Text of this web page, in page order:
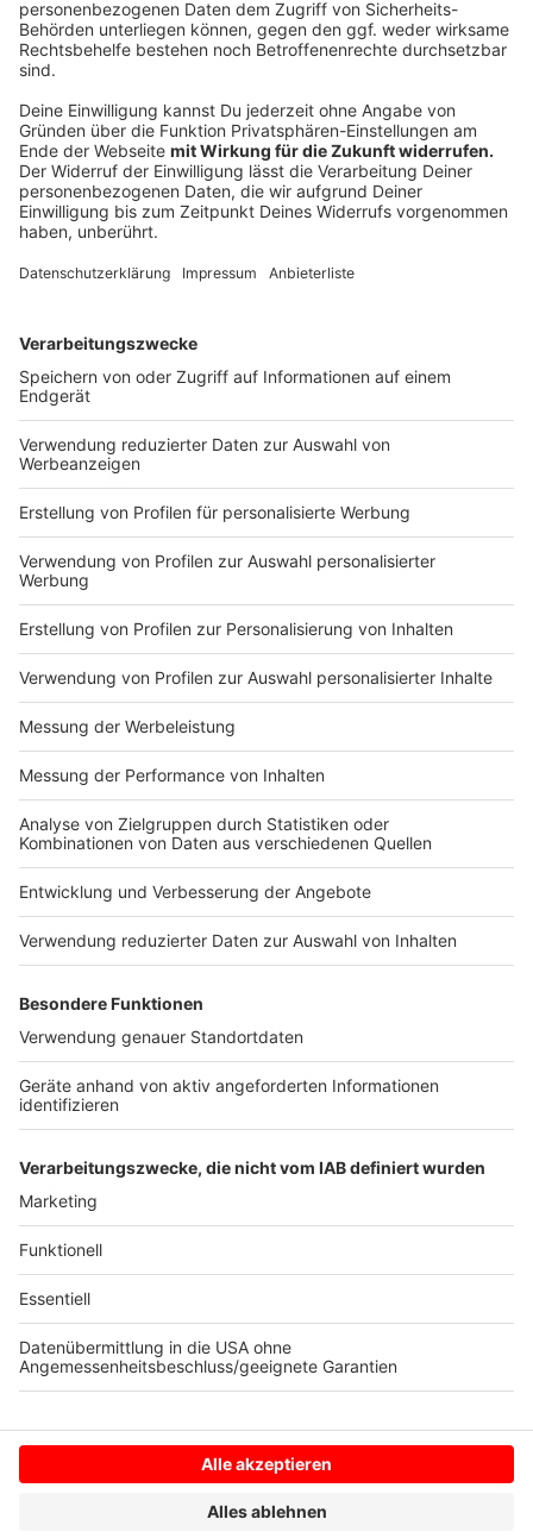
Weiterlesen, Beitrag hören und Video sehen
Anzeige
Der Landwirt
Anzeige
"Letztes Jahr war für meinen Großvater auch der
noch nicht erlebt." Jan ist Ende zwanzig und Landwirt.
Zusammen mit seinen beiden Brüdern und dem Vater
betreibt er einen Bauernhof in Ratingen-Homberg...
Weiterlesen, Beitrag hören und Video sehen
Anzeige
Hier waren wir schon
Anzeige
Anzeige